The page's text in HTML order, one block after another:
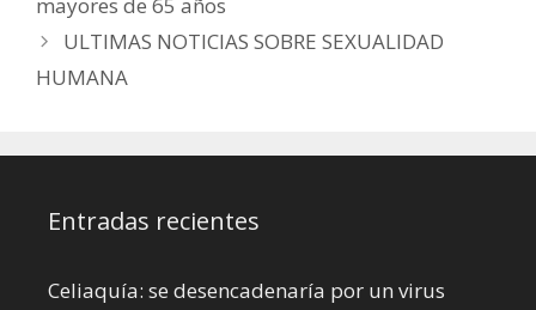
ULTIMAS NOTICIAS SOBRE SEXUALIDAD
HUMANA
Entradas recientes
Celiaquía: se desencadenaría por un virus